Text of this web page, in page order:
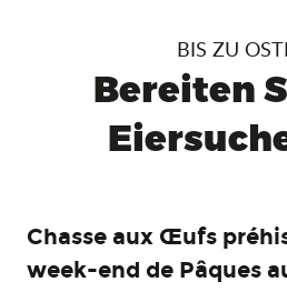
BIS ZU
Bereiten
Chasse aux Œufs
week-end de Pâques